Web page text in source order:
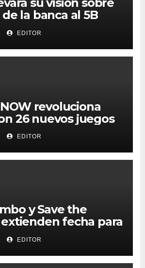
la banca al 5B
2026
EDITOR
revoluciona
26 nuevos juegos
EDITOR
y Save the
fecha para
de
EDITOR